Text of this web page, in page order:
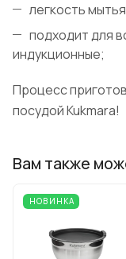
легкость
подходит для
индукционные;
Процесс
посудой Kukmara!
Вам также
НОВИНКА